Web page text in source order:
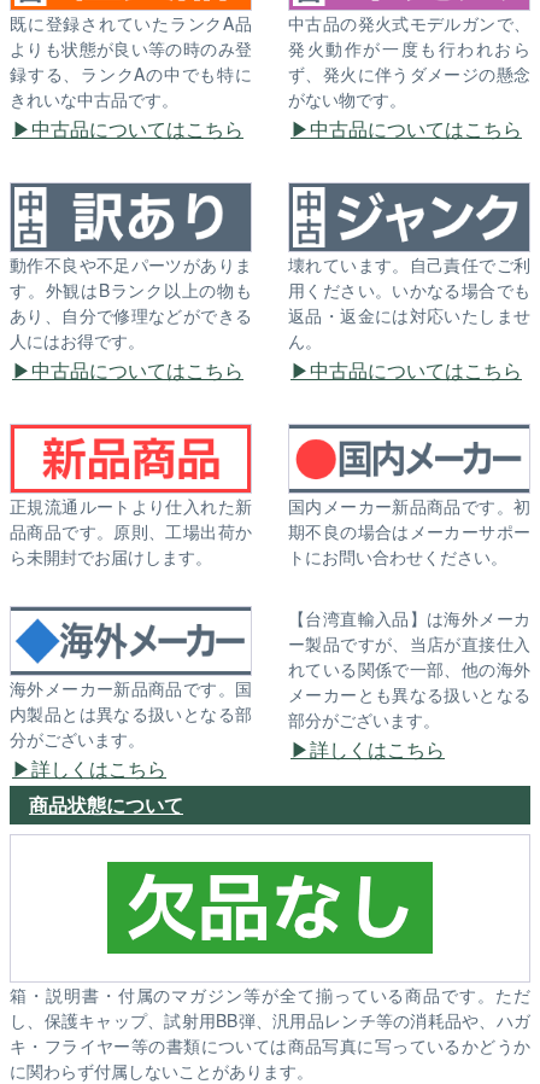
既に登録されていたランクA品
よりも状態が良い等の時のみ登
録する、ランクAの中でも特に
きれいな中古品です。
中古品についてはこちら
中古品の発火式モデルガンで、
発火動作が一度も行われおら
ず、発火に伴うダメージの懸念
がない物です。
中古品についてはこちら
動作不良や不足パーツがありま
す。外観はBランク以上の物も
あり、自分で修理などができる
人にはお得です。
中古品についてはこちら
壊れています。自己責任でご利
用ください。いかなる場合でも
返品・返金には対応いたしませ
ん。
中古品についてはこちら
正規流通ルートより仕入れた新
品商品です。原則、工場出荷か
ら未開封でお届けします。
国内メーカー新品商品です。初
期不良の場合はメーカーサポー
トにお問い合わせください。
海外メーカー新品商品です。国
内製品とは異なる扱いとなる部
分がございます。
詳しくはこちら
【台湾直輸入品】は海外メーカ
ー製品ですが、当店が直接仕入
れている関係で一部、他の海外
メーカーとも異なる扱いとなる
部分がございます。
詳しくはこちら
商品状態について
箱・説明書・付属のマガジン等が全て揃っている商品です。ただ
し、保護キャップ、試射用BB弾、汎用品レンチ等の消耗品や、ハガ
キ・フライヤー等の書類については商品写真に写っているかどうか
に関わらず付属しないことがあります。